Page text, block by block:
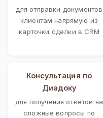
для отправки документов
клиентам напрямую из
карточки сделки в CRM
Консультация по
Диадоку
для получения ответов на
сложные вопросы по